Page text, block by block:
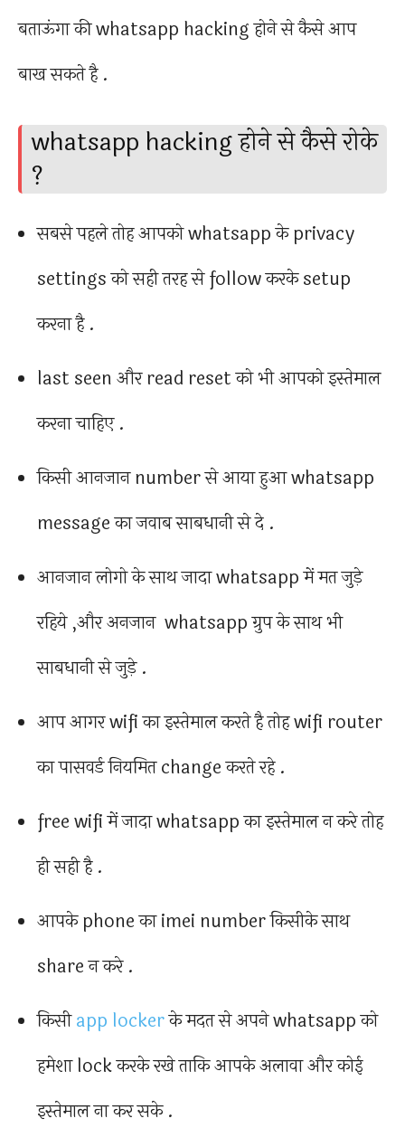
बताऊंगा की whatsapp hacking होने से कैसे आप
बाख सकते है .
whatsapp hacking होने से कैसे रोके
?
सबसे पहले तोह आपको whatsapp के privacy
settings को सही तरह से follow करके setup
करना है .
last seen और read reset को भी आपको इस्तेमाल
करना चाहिए .
किसी आनजान number से आया हुआ whatsapp
message का जवाब साबधानी से दे .
आनजान लोगो के साथ जादा whatsapp में मत जुड़े
रहिये ,और अनजान whatsapp ग्रुप के साथ भी
साबधानी से जुड़े .
आप आगर wifi का इस्तेमाल करते है तोह wifi router
का पासवर्ड नियमित change करते रहे .
free wifi में जादा whatsapp का इस्तेमाल न करे तोह
ही सही है .
आपके phone का imei number किसीके साथ
share न करे .
किसीapp lockerके मदत से अपने whatsapp को
हमेशा lock करके रखे ताकि आपके अलावा और कोई
इस्तेमाल ना कर सके .